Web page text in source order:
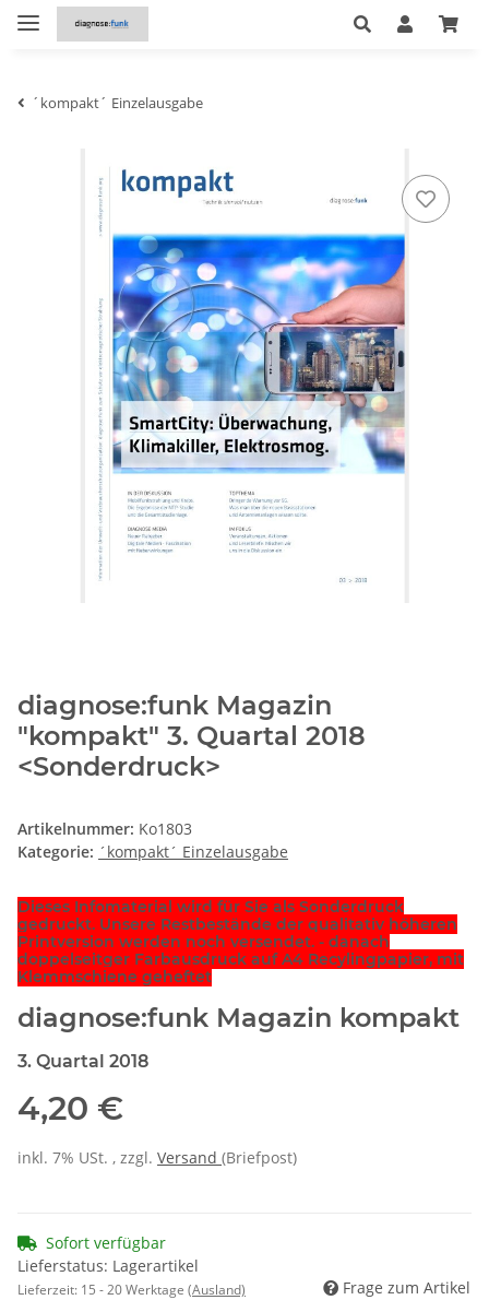
´kompakt´ Einzelausgabe
diagnose:funk Magazin
"kompakt" 3. Quartal 2018
<Sonderdruck>
Artikelnummer: Ko1803
Kategorie: ´kompakt´ Einzelausgabe
Dieses Infomaterial wird für Sie als Sonderdruck
gedruckt. Unsere Restbestände der qualitativ höheren
Printversion werden noch versendet. - danach
doppelseitger Farbausdruck auf A4 Recylingpapier, mit
Klemmschiene geheftet
diagnose:funk Magazin kompakt
3. Quartal 2018
4,20 €
inkl. 7% USt. , zzgl. Versand (Briefpost)
Sofort verfügbar
Lieferstatus: Lagerartikel
Lieferzeit: 15 - 20 Werktage (Ausland) Frage zum Artikel